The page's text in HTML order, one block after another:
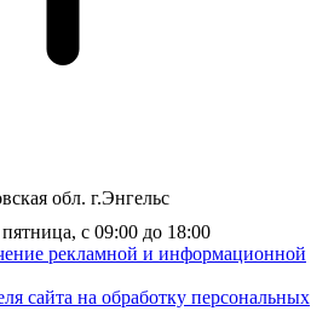
обл. г.Энгельс
с 09:00 до 18:00
рекламной и информационной
сайта на обработку персональных